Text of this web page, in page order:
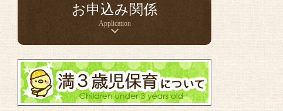
お申込み関係
Application